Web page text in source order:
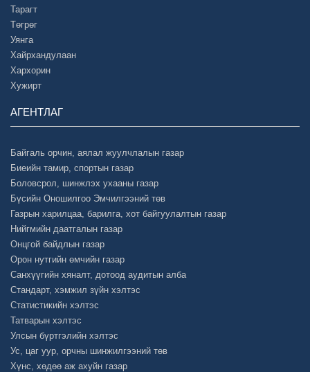
Тарагт
Төгрөг
Уянга
Хайрхандулаан
Хархорин
Хужирт
АГЕНТЛАГ
Байгаль орчин, аялал жуулчлалын газар
Биеийн тамир, спортын газар
Боловсрол, шинжлэх ухааны газар
Бүсийн Оношилгоо Эмчилгээний төв
Газрын харилцаа, барилга, хот байгуулалтын газар
Нийгмийн даатгалын газар
Онцгой байдлын газар
Орон нутгийн өмчийн газар
Санхүүгийн хяналт, дотоод аудитын алба
Стандарт, хэмжил зүйн хэлтэс
Статистикийн хэлтэс
Татварын хэлтэс
Улсын бүртгэлийн хэлтэс
Ус, цаг уур, орчны шинжилгээний төв
Хүнс, хөдөө аж ахуйн газар